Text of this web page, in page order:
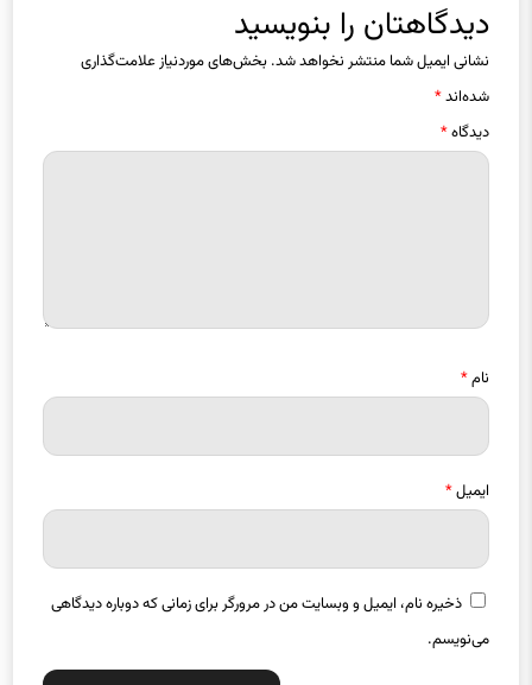
دیدگاهتان را بنویسید
نشانی ایمیل شما منتشر نخواهد شد. بخش‌های موردنیاز علامت‌گذاری
شده‌اند*
دیدگاه*
نام*
ایمیل*
ذخیره نام، ایمیل و وبسایت من در مرورگر برای زمانی که دوباره دیدگاهی
می‌نویسم.